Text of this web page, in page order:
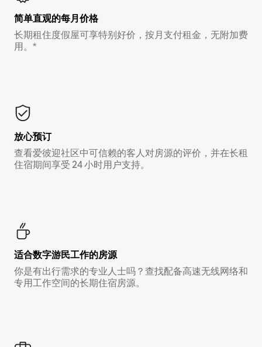
简单直观的每月价格
长期租住度假屋可享特别好价，按月支付租金，无附加费
用。*
放心预订
查看爱彼迎社区中可信赖的客人对房源的评价，并在长租
住宿期间享受 24 小时用户支持。
适合数字游民工作的房源
你是有出行需求的专业人士吗？查找配备高速无线网络和
专用工作空间的长期住宿房源。